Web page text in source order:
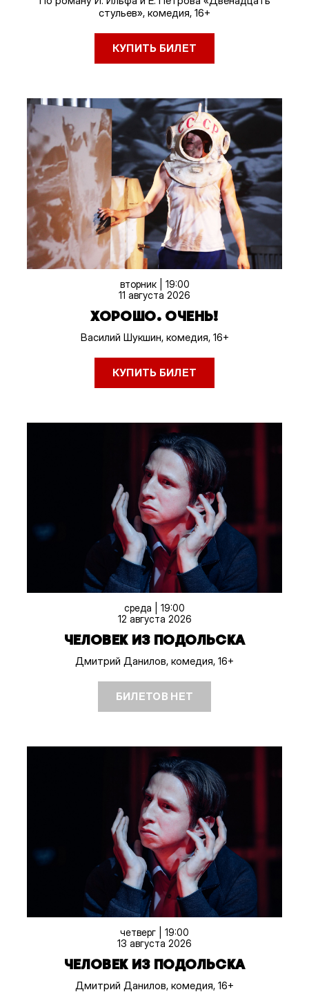
стульев», комедия, 16+
КУПИТЬ БИЛЕТ
вторник | 19:00
11 августа 2026
ХОРОШО. ОЧЕНЬ!
Василий Шукшин, комедия, 16+
КУПИТЬ БИЛЕТ
среда | 19:00
12 августа 2026
ЧЕЛОВЕК ИЗ ПОДОЛЬСКА
Дмитрий Данилов, комедия, 16+
БИЛЕТОВ НЕТ
четверг | 19:00
13 августа 2026
ЧЕЛОВЕК ИЗ ПОДОЛЬСКА
Дмитрий Данилов, комедия, 16+